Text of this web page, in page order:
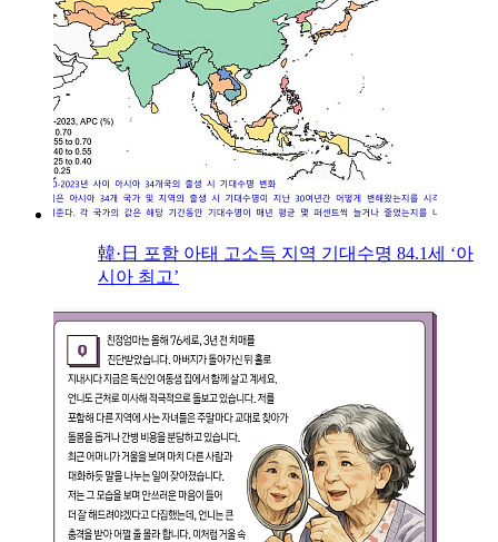
韓·日 포함 아태 고소득 지역 기대수명 84.1세 ‘아
시아 최고’